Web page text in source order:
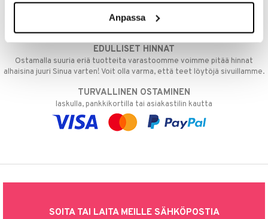
Anpassa
NOPEAT TOIMITUKSET
Ennen kello 13.00 tehdyt tilaukset lähetetään normaalisti samana
EDULLISET HINNAT
Ostamalla suuria eriä tuotteita varastoomme voimme pitää hinnat
alhaisina juuri Sinua varten! Voit olla varma, että teet löytöjä sivuillamme.
TURVALLINEN OSTAMINEN
laskulla, pankkikortilla tai asiakastilin kautta
SOITA TAI LAITA MEILLE SÄHKÖPOSTIA